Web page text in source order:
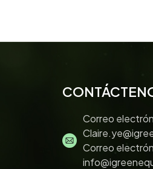
Correo
Correo